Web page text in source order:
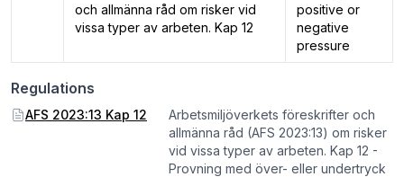
och allmänna råd om risker vid
vissa typer av arbeten. Kap 12
positive or
negative
pressure
Regulations
AFS 2023:13 Kap 12
Arbetsmiljöverkets föreskrifter och
allmänna råd (AFS 2023:13) om risker
vid vissa typer av arbeten. Kap 12 -
Provning med över- eller undertryck